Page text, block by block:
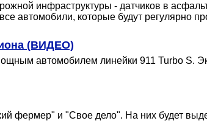
инфраструктуры - датчиков в
автомобили, которые будут регулярно
(ВИДЕО)
автомобилем линейки 911 Turbo S.
фермер" и "Свое дело". На них будет